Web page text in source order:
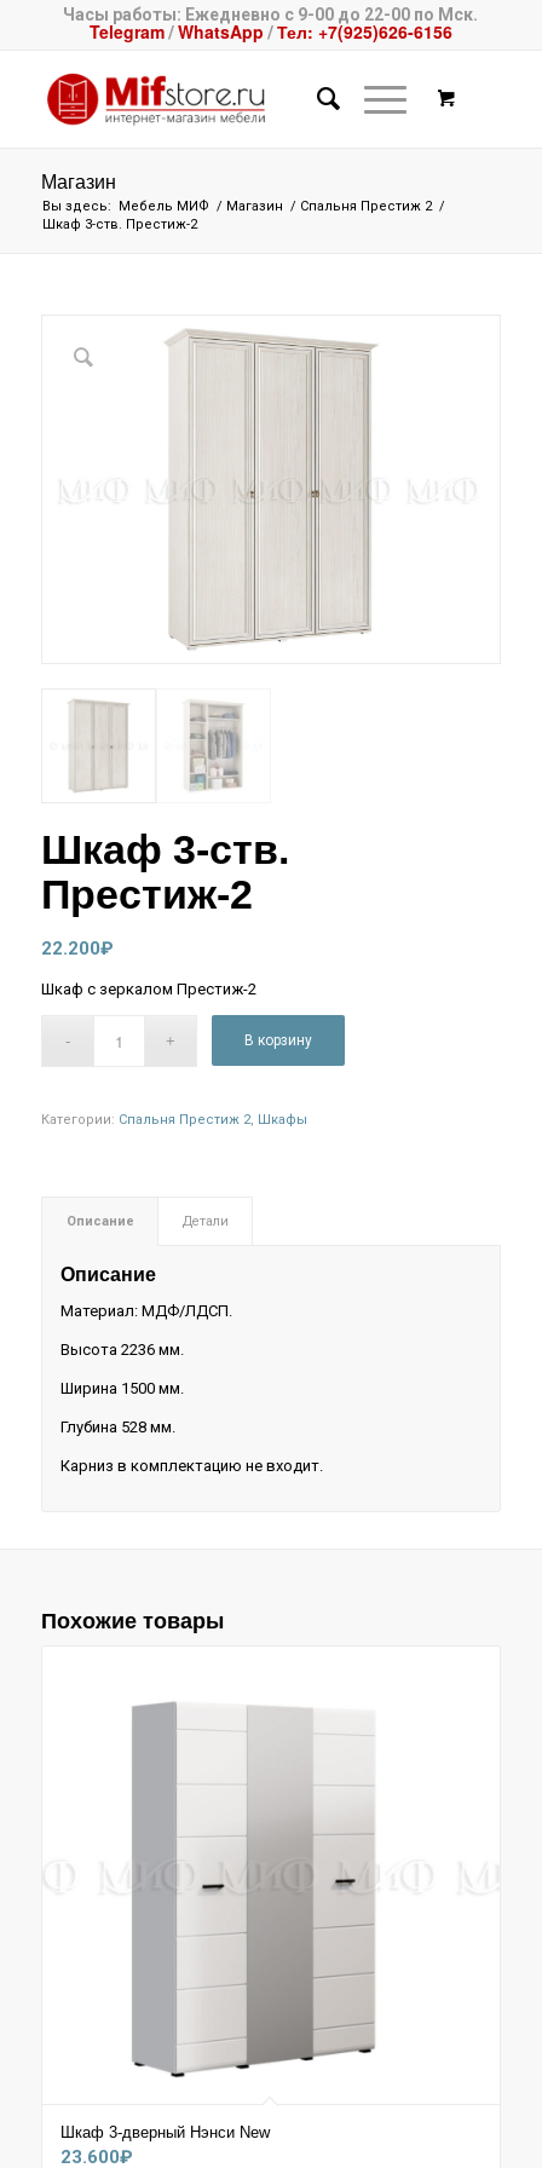
Часы работы: Ежедневно с 9-00 до 22-00 по Мск.
Telegram/WhatsApp /Тел: +7(925)626-6156
Магазин
Вы здесь: Мебель МИФ / Магазин / Спальня Престиж 2 /
Шкаф 3-ств. Престиж-2
Шкаф 3-ств.
Престиж-2
22.200₽
Шкаф с зеркалом Престиж-2
В корзину
Категории: Спальня Престиж 2, Шкафы
Описание Детали
Описание
Материал: МДФ/ЛДСП.
Высота 2236 мм.
Ширина 1500 мм.
Глубина 528 мм.
Карниз в комплектацию не входит.
Похожие товары
Шкаф 3-дверный Нэнси New
23.600₽